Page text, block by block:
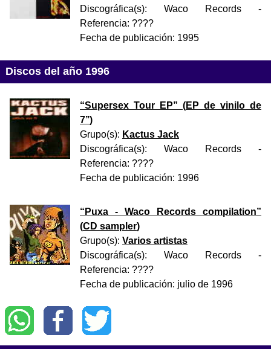
Discográfica(s): Waco Records -
Referencia: ????
Fecha de publicación: 1995
Discos del año 1996
“Supersex Tour EP” (EP de vinilo de
7’’)
Grupo(s): Kactus Jack
Discográfica(s): Waco Records -
Referencia: ????
Fecha de publicación: 1996
“ Puxa - Waco Records compilation”
(CD sampler)
Grupo(s): Varios artistas
Discográfica(s): Waco Records -
Referencia: ????
Fecha de publicación: julio de 1996